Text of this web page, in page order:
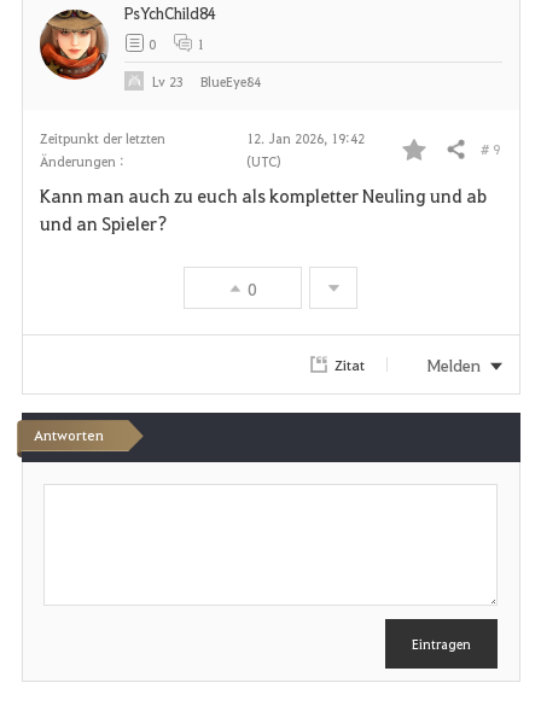
Zeitpunkt der letzten
Änderungen :
12. Jan 2026, 19:42
(UTC)
F
i
Teilen # 9
Kann man auch zu euch als kompletter Neuling und ab
und an Spieler?
0
PsYchChild84
0 1
Lv 23 BlueEye84
Zitat Melden
Antworten
S
b
Eintragen